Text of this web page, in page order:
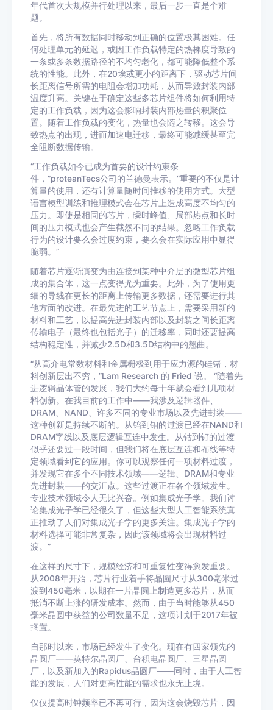
年代首次大规模并行处理以来，最后一步一直是个难
题。
首先，将所有数据同时移动到正确的位置极其困难。任
何处理单元的延迟，或因工作负载特定的热梯度导致的
一条或多条数据路径的不均匀老化，都可能降低整个系
统的性能。此外，在20埃或更小的距离下，驱动芯片间
长距离信号所需的电阻会增加功耗，从而导致封装内部
温度升高。关键在于确定这些多芯片组件将如何利用特
定的工作负载，因为这会影响封装内部热量的积聚位
置。随着工作负载的变化，热量也会随之转移。这会导
致热点的出现，进而加速电迁移，最终可能减缓甚至完
全阻断数据传输。
“工作负载如今已成为首要的设计约束条
件，”proteanTecs公司的兰德曼表示。“重要的不仅是计
算量的使用，还有计算量随时间推移的使用方式。大型
语言模型训练和推理模式会在芯片上造成高度不均匀的
压力。即使是相同的芯片，瞬时峰值、局部热点和长时
间的压力模式也会产生截然不同的结果。忽略工作负载
行为的设计要么会过度约束，要么会在实际应用中显得
脆弱。”
随着芯片逐渐演变为由连接到某种中介层的微型芯片组
成的集合体，这一点变得尤为重要。此外，为了使用更
细的导线在更长的距离上传输更多数据，还需要进行其
他方面的改进。在最先进的工艺节点上，需要采用新的
材料和工艺，以提高先进封装内部以及封装之间长距离
传输电子（最终也包括光子）的迁移率，同时还要提高
结构稳定性，并减少2.5D和3.5D结构中的翘曲。
“从高介电常数材料和金属栅极到用于应力源的硅锗，材
料创新层出不穷，”Lam Research 的 Fried 说。 “随着先
进逻辑晶体管的发展，我们大约每十年就会看到几项材
料创新。在我目前的工作中——我涉及逻辑器件、
DRAM、NAND、许多不同的专业市场以及先进封装——
这种创新是持续不断的。从钨到钼的过渡已经在NAND和
DRAM字线以及底层逻辑互连中发生。从钴到钌的过渡
似乎还要过一段时间，但我们将在底层互连和布线等特
定领域看到它的应用。你可以观察任何一项材料过渡，
并发现它在多个不同技术领域——逻辑、DRAM和专业
先进封装——的交汇点。这些过渡正在各个领域发生。
专业技术领域令人无比兴奋。例如集成光子学。我们讨
论集成光子学已经很久了，但这些大型人工智能系统真
正推动了人们对集成光子学的更多关注。集成光子学的
材料选择可能非常复杂，因此该领域将会出现材料过
渡。”
在这样的尺寸下，规模经济和可重复性变得愈发重要。
从2008年开始，芯片行业着手将晶圆尺寸从300毫米过
渡到450毫米，以期在一片晶圆上制造更多芯片，从而
抵消不断上涨的研发成本。然而，由于当时能够从450
毫米晶圆中获益的公司数量不足，这项计划于2017年被
搁置。
自那时以来，市场已经发生了变化。现在有四家领先的
晶圆厂——英特尔晶圆厂、台积电晶圆厂、三星晶圆
厂，以及新加入的Rapidus晶圆厂——同时，由于人工智
能的发展，人们对更高性能的需求也永无止境。
仅仅提高时钟频率已不再可行，因为这会烧毁芯片，因